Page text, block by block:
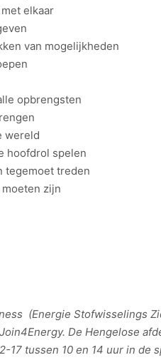
elkaar
van mogelijkheden
opbrengsten
wereld
hoofdrol spelen
tegemoet treden
zijn
(Energie Stofwisselings
De Hengelose
17 tussen 10 en 14 uur in